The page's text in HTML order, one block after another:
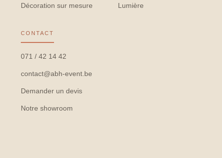
Décoration sur mesure Lumière
CONTACT
071 / 42 14 42
contact@abh-event.be
Demander un devis
Notre showroom